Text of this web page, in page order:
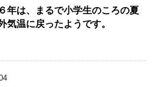
年は、まるで小学生のころの夏
気温に戻ったようです。